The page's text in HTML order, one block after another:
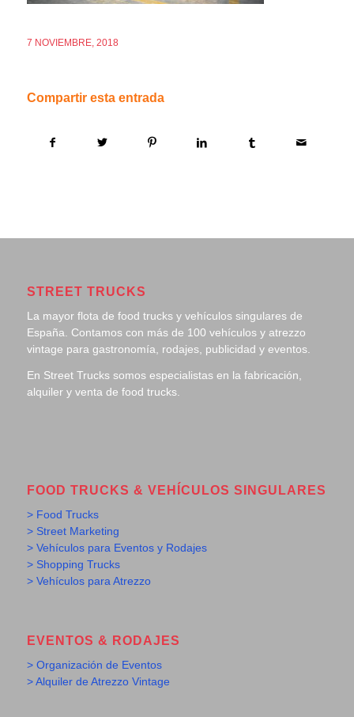
7 NOVIEMBRE, 2018
Compartir esta entrada
STREET TRUCKS
La mayor flota de food trucks y vehículos singulares de
España. Contamos con más de 100 vehículos y atrezzo
vintage para gastronomía, rodajes, publicidad y eventos.
En Street Trucks somos especialistas en la fabricación,
alquiler y venta de food trucks.
FOOD TRUCKS & VEHÍCULOS SINGULARES
> Food Trucks
> Street Marketing
> Vehículos para Eventos y Rodajes
> Shopping Trucks
> Vehículos para Atrezzo
EVENTOS & RODAJES
> Organización de Eventos
> Alquiler de Atrezzo Vintage